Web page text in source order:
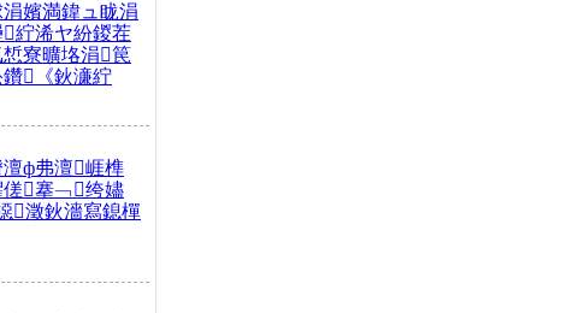
嬪満鍏ュ眬涓
紵浠ヤ紛鍐茬
寮曠垎涓笢
《鈥濓紵
澶ф弗澶崕榫
傞搴﹁绔嬧
澂鈥濇寫鎴樿